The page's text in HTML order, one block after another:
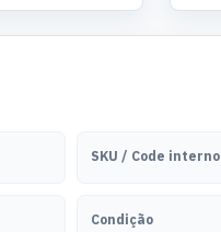
SKU / Code interno
Condição